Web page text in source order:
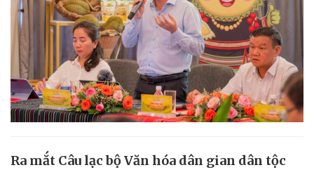
Ra mắt Câu lạc bộ Văn hóa dân gian dân tộc